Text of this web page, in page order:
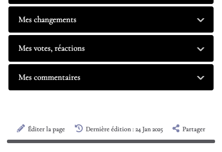
Mes changements
Mes votes, réactions
Mes commentaires
Éditer la page Dernière édition : 24 Jan 2025 Partager